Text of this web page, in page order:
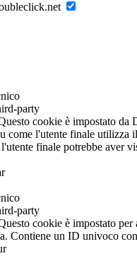
party
cookie è impostato da
come l'utente finale utilizza
finale potrebbe aver
party
cookie è impostato per
Contiene un ID univoco